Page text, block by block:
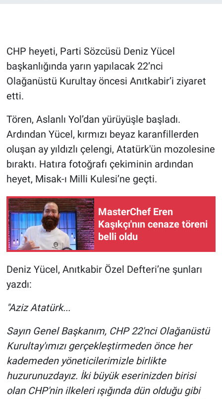
CHP heyeti, Parti Sözcüsü Deniz Yücel
başkanlığında yarın yapılacak 22’nci
Olağanüstü Kurultay öncesi Anıtkabir’i ziyaret
etti.
Tören, Aslanlı Yol’dan yürüyüşle başladı.
Ardından Yücel, kırmızı beyaz karanfillerden
oluşan ay yıldızlı çelengi, Atatürk'ün mozolesine
bıraktı. Hatıra fotoğrafı çekiminin ardından
heyet, Misak-ı Milli Kulesi’ne geçti.
MasterChef Eren
Kaşıkçı'nın cenaze töreni
belli oldu
Deniz Yücel, Anıtkabir Özel Defteri’ne şunları
yazdı:
"Aziz Atatürk...
Sayın Genel Başkanım, CHP 22'nci Olağanüstü
Kurultay'ımızı gerçekleştirmeden önce her
kademeden yöneticilerimizle birlikte
huzurunuzdayız. İki büyük eserinizden birisi
olan CHP'nin ilkeleri ışığında dün olduğu gibi
İlan
Kimdir
Kültür Sanat
Ne demişti
Nedir
Popüler
Programlar
Spor
Teknoloji
Türkiye'nin Geleceği
Türkiye'nin Gündemi
Yerel Gündem